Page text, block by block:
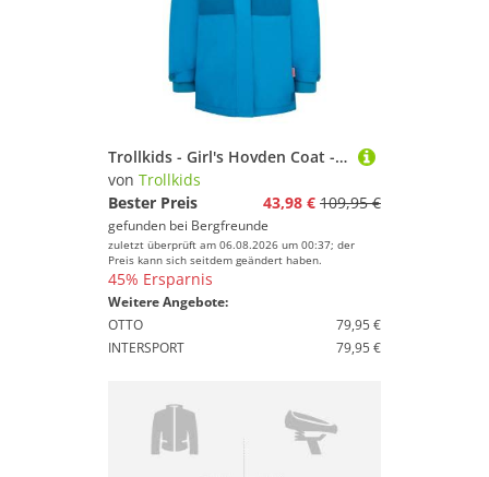
Trollkids - Girl's Hovden Coat - Mantel Gr 110 blau
von Trollkids
Bester Preis
43,98 € 109,95 €
gefunden bei Bergfreunde
zuletzt überprüft am 06.08.2026 um 00:37; der
Preis kann sich seitdem geändert haben.
45% Ersparnis
Weitere Angebote:
OTTO
79,95 €
INTERSPORT
79,95 €